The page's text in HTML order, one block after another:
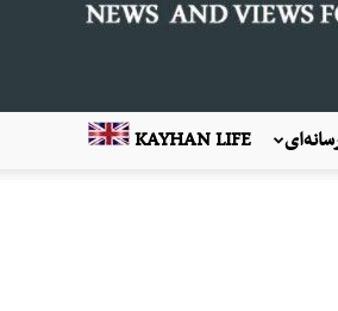
KAYHAN LIFE